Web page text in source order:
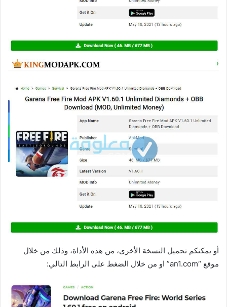
أو يمكنكم تحميل النسخة الأخرى، من هذه الأداة، وذلك من خلال
موقع “an1.com” او من خلال الضغط على الرابط التالي: